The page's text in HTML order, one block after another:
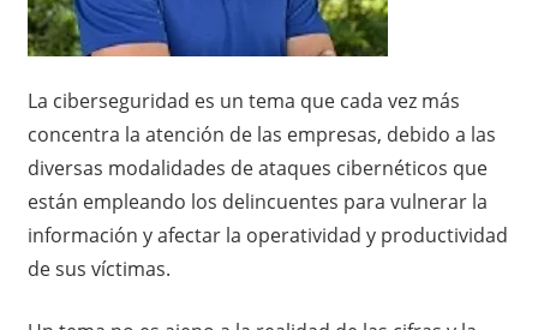
La ciberseguridad es un tema que cada vez más
concentra la atención de las empresas, debido a las
diversas modalidades de ataques cibernéticos que
están empleando los delincuentes para vulnerar la
información y afectar la operatividad y productividad
de sus víctimas.